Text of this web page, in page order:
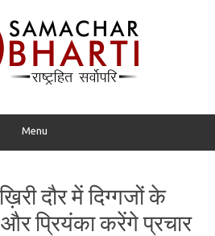
Menu
दौर में दिग्गजों के
और प्रियंका करेंगे प्रचार